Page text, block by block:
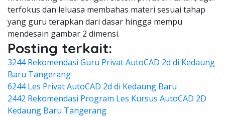
terfokus dan leluasa membahas materi sesuai tahap
yang guru terapkan dari dasar hingga mempu
mendesain gambar 2 dimensi.
Posting terkait:
3244 Rekomendasi Guru Privat AutoCAD 2d di Kedaung
Baru Tangerang
6244 Les Privat AutoCAD 2d di Kedaung Baru
2442 Rekomendasi Program Les Kursus AutoCAD 2D
Kedaung Baru Tangerang